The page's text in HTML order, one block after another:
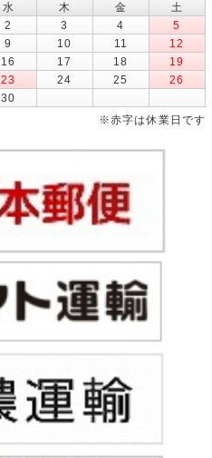
水 木 金
土
2 3 4
5
9 10 11
12
16 17 18
19
23 24 25
26
30
※赤字は休業日です